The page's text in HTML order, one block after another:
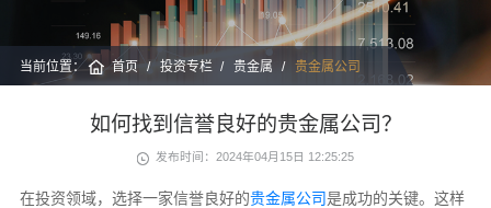
当前位置： 首页 投资专栏 贵金属 贵金属公司
如何找到信誉良好的贵金属公司？
发布时间：2024年04月15日 12:25:25
在投资领域，选择一家信誉良好的贵金属公司是成功的关键。这样